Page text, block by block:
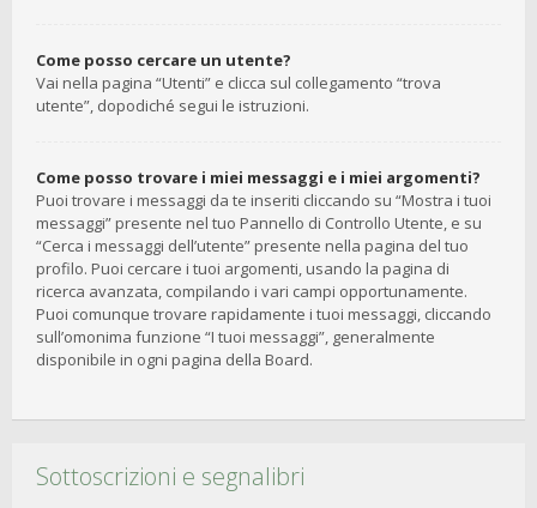
Come posso cercare un utente?
Vai nella pagina “Utenti” e clicca sul collegamento “trova
utente”, dopodiché segui le istruzioni.
Come posso trovare i miei messaggi e i miei argomenti?
Puoi trovare i messaggi da te inseriti cliccando su “Mostra i tuoi
messaggi” presente nel tuo Pannello di Controllo Utente, e su
“Cerca i messaggi dell’utente” presente nella pagina del tuo
profilo. Puoi cercare i tuoi argomenti, usando la pagina di
ricerca avanzata, compilando i vari campi opportunamente.
Puoi comunque trovare rapidamente i tuoi messaggi, cliccando
sull’omonima funzione “I tuoi messaggi”, generalmente
disponibile in ogni pagina della Board.
Sottoscrizioni e segnalibri